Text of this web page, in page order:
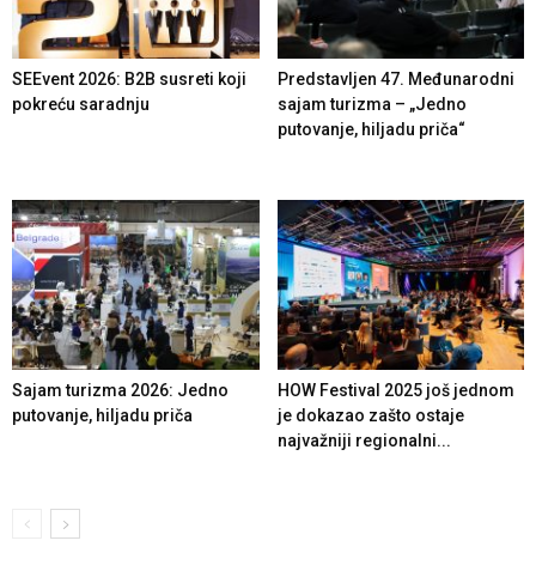
SEEvent 2026: B2B susreti koji
pokreću saradnju
Predstavljen 47. Međunarodni
sajam turizma – „Jedno
putovanje, hiljadu priča“
Sajam turizma 2026: Jedno
putovanje, hiljadu priča
HOW Festival 2025 još jednom
je dokazao zašto ostaje
najvažniji regionalni...